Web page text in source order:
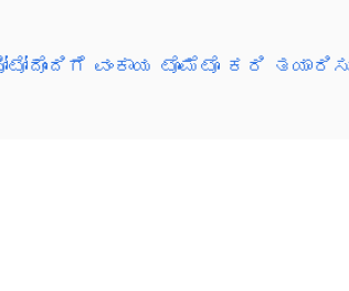
ವಂಕಾಯ ಟೊಮೆಟೊ ಕರಿ